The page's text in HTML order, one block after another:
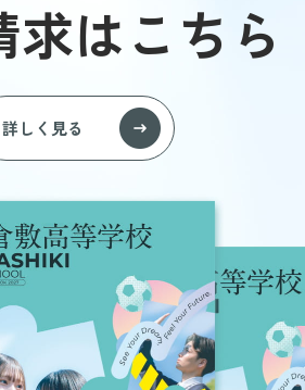
求はこちら
詳しく見る